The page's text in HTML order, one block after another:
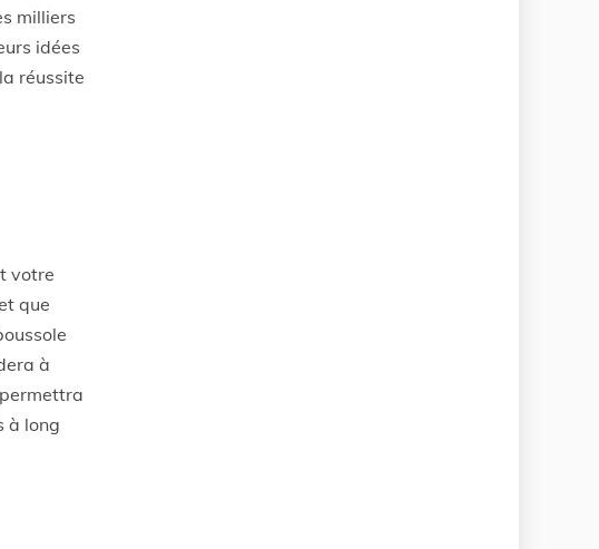
milliers
idées
réussite
votre
que
à
à long